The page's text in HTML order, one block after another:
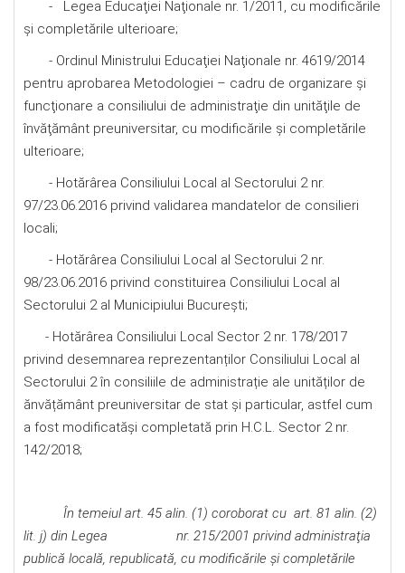
- Legea Educaţiei Naţionale nr. 1/2011, cu modificările
şi completările ulterioare;
- Ordinul Ministrului Educaţiei Naţionale nr. 4619/2014
pentru aprobarea Metodologiei – cadru de organizare şi
funcţionare a consiliului de administraţie din unităţile de
învăţământ preuniversitar, cu modificările şi completările
ulterioare;
- Hotărârea Consiliului Local al Sectorului 2 nr.
97/23.06.2016 privind validarea mandatelor de consilieri
locali;
- Hotărârea Consiliului Local al Sectorului 2 nr.
98/23.06.2016 privind constituirea Consiliului Local al
Sectorului 2 al Municipiului Bucureşti;
- Hotărârea Consiliului Local Sector 2 nr. 178/2017
privind desemnarea reprezentanților Consiliului Local al
Sectorului 2 în consiliile de administrație ale unităților de
ănvățământ preuniversitar de stat și particular, astfel cum
a fost modificatăși completată prin H.C.L. Sector 2 nr.
142/2018;
În temeiul art. 45 alin. (1) coroborat cu art. 81 alin. (2)
lit. j) din Legea nr. 215/2001 privind administraţia
publică locală, republicată, cu modificările şi completările